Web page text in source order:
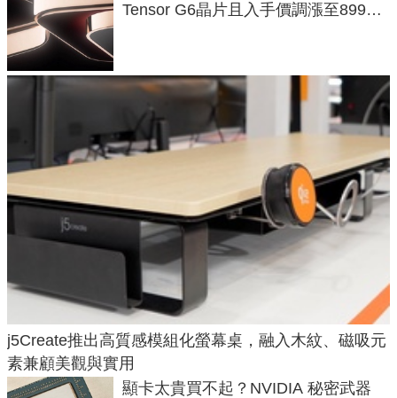
Tensor G6晶片且入手價調漲至899美
j5Create推出高質感模組化螢幕桌，融入木紋、磁吸元
素兼顧美觀與實用
顯卡太貴買不起？NVIDIA 秘密武器